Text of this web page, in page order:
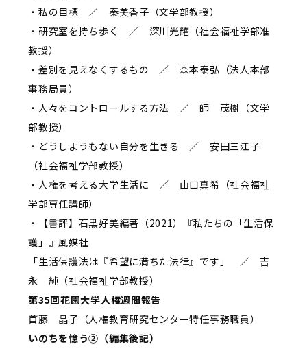
・私の目標 ／ 秦美香子（文学部教授）
・研究室を持ち歩く ／ 深川光耀（社会福祉学部准
教授）
・差別を見えなくするもの ／ 森本泰弘（法人本部
事務局員）
・人々をコントロールする方法 ／ 師 茂樹（文学
部教授）
・どうしようもない自分を生きる ／ 安田三江子
（社会福祉学部教授）
・人権を考える大学生活に ／ 山口真希（社会福祉
学部専任講師）
・【書評】石黒好美編著（2021）『私たちの「生活保
護」』風媒社
「生活保護法は『希望に満ちた法律』です」 ／ 吉
永 純（社会福祉学部教授）
第35回花園大学人権週間報告
首藤 晶子（人権教育研究センター特任事務職員）
いのちを憶う②（編集後記）